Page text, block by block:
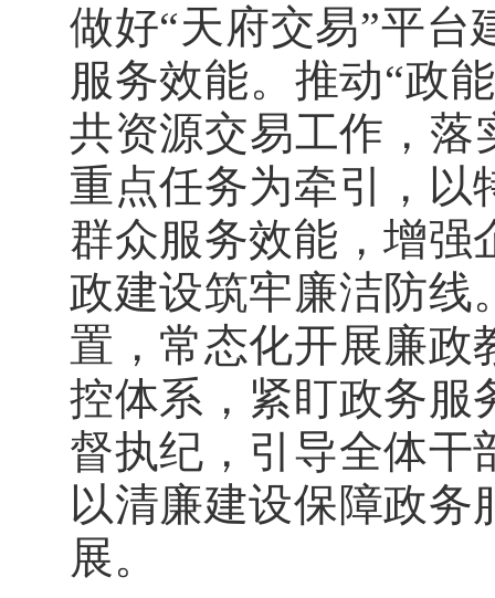
做好“天府交易”平
服务效能。推动“政
共资源交易工作，落
重点任务为牵引，以
群众服务效能，增强
政建设筑牢廉洁防线
置，常态化开展廉政
控体系，紧盯政务服
督执纪，引导全体干
以清廉建设保障政务
展。